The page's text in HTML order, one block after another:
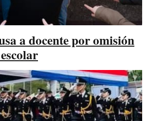
a docente por omisión